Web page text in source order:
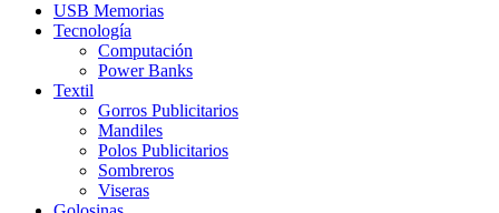
USB Memorias
Tecnología
Computación
Power Banks
Textil
Gorros Publicitarios
Mandiles
Polos Publicitarios
Sombreros
Viseras